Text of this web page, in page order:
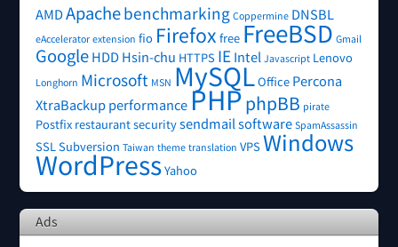
AMDApachebenchmarking Coppermine DNSBL
eAccelerator extension fio Firefox free FreeBSD Gmail
GoogleHDDHsin-chu HTTPS IEIntel Javascript Lenovo
Longhorn Microsoft MSN MySQLOffice Percona
XtraBackupperformancePHP phpBB pirate
Postfix restaurantsecuritysendmail software SpamAssassin
SSLSubversion Taiwan theme translation VPS Windows
WordPressYahoo
Ads